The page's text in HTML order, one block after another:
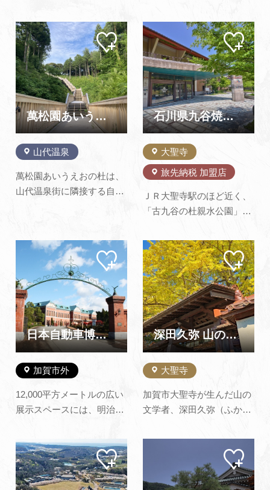
す。イチゴ、ブドウ、リン
ゴなどその他旬のフルーツ
がその場でもぎとり食べ放
題です。ボリュームたっぷ
りのバーベキューも好評で
す。お腹ごなしにパークゴ
ルフ18ホールのプレイもご
利用できま…
の全てを産地価格で販売し
ています。また、隣接する
山中漆器産業技術センター
では木地挽物の工房見学と
体験（要予約）ができま
す。
萬松園あいうえおの杜
山代温泉
萬松園あいうえおの杜は、
山代温泉街に隣接する自然
資源を活用した公園です。
園内の拠点施設「あいうえ
お学舎」では、無料休憩所
「もりのテラス」でカフェ
や地元産品の販売、２…
マイ
ペー
ジに
追加
石川県九谷焼美術館
大聖寺
旅先納税 加盟店
ＪＲ大聖寺駅のほど近く、
「古九谷の杜親水公園」の
マにした美術館です。青
手、色絵五彩手、赤絵金襴
手と呼ばれる上絵付けの三
様式にあわせて、それぞれ
趣向を凝らした展示室に作
品を並べ、360年以上の歴
史を持つ九谷焼の魅力を紹
介していま…
マイ
ペー
ジに
追加
日本自動車博物館
加賀市外
12,000平方メートルの広い
展示スペースには、明治34
界の自動車が約500台、ズ
ラリと顔を揃えていま
す。 ダイアナ妃が来日した
際に乗られたロールスロイ
マイ
ペー
ジに
追加
深田久弥 山の文化館
大聖寺
加賀市大聖寺が生んだ山の
文学者、深田久弥（ふかた
山」をはじめとする山の文
学、小説、ヒマラヤ研究な
どについての深田久弥ゆか
りの品々を展示し、深田久
マイ
ペー
ジに
追加
マイ
ペー
ジに
追加
マイ
ペー
ジに
追加